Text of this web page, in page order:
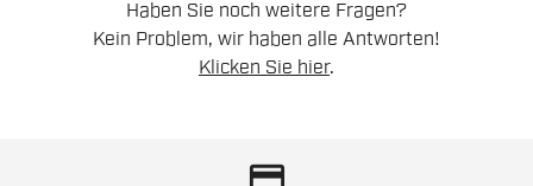
Haben Sie noch weitere Fragen?
Kein Problem, wir haben alle Antworten!
Klicken Sie hier.